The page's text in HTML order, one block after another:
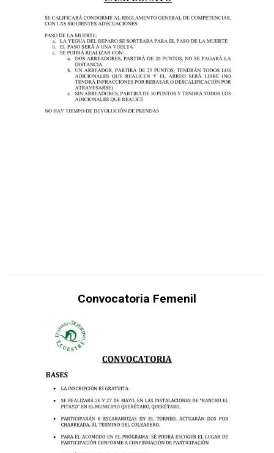
Convocatoria Femenil